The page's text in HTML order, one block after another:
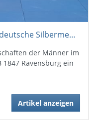
Luca Guilbaut erkämpft süddeutsche Silbermedaille
der Männer im
1847 Ravensburg ein
Artikel anzeigen